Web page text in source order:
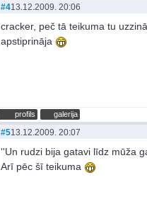
#413.12.2009. 20:06
cracker, peč tā teikuma tu
apstiprināja
profils galerija
#513.12.2009. 20:07
''Un rudzi bija gatavi līdz mūža
Arī pēc šī teikuma